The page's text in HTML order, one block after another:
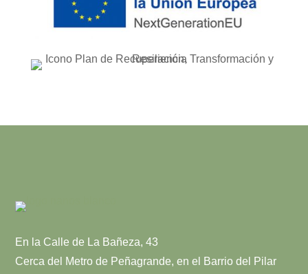
En la Calle de La Bañeza, 43
Cerca del Metro de Peñagrande, en el Barrio del Pilar